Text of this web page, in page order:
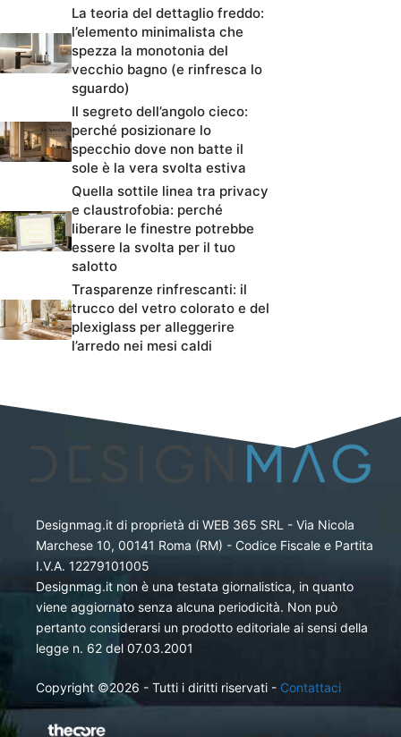
La teoria del dettaglio freddo:
l’elemento minimalista che
spezza la monotonia del
vecchio bagno (e rinfresca lo
sguardo)
Il segreto dell’angolo cieco:
perché posizionare lo
specchio dove non batte il
sole è la vera svolta estiva
Quella sottile linea tra privacy
e claustrofobia: perché
liberare le finestre potrebbe
essere la svolta per il tuo
salotto
Trasparenze rinfrescanti: il
trucco del vetro colorato e del
plexiglass per alleggerire
l’arredo nei mesi caldi
Designmag.it di proprietà di WEB 365 SRL - Via Nicola
Marchese 10, 00141 Roma (RM) - Codice Fiscale e Partita
I.V.A. 12279101005
Designmag.it non è una testata giornalistica, in quanto
viene aggiornato senza alcuna periodicità. Non può
pertanto considerarsi un prodotto editoriale ai sensi della
legge n. 62 del 07.03.2001
Copyright ©2026 - Tutti i diritti riservati - Contattaci